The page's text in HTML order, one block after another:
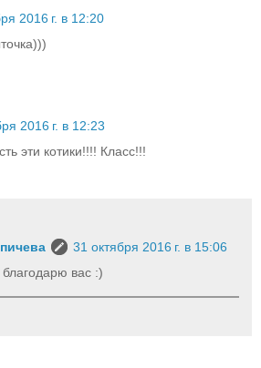
2016 г. в 12:20
2016 г. в 12:23
эти котики!!!! Класс!!!
31 октября 2016 г. в 15:06
вас :)